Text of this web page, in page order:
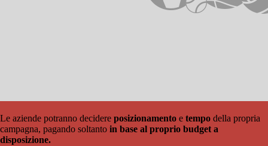
Le aziende potranno decidere posizionamento e tempo della propria
campagna, pagando soltanto in base al proprio budget a
disposizione.